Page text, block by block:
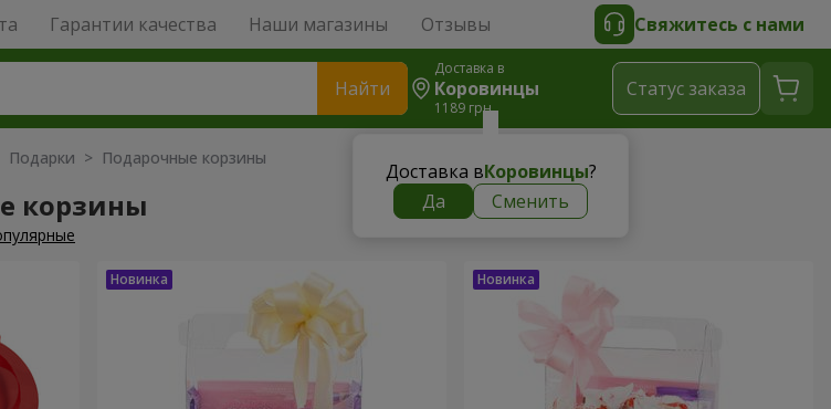
Гарантии качества Наши магазины Отзывы Свяжитесь с нами
Найти
Доставка в
Коровинцы
1189 грн
Доставка вКоровинцы?
Да
Сменить
Cтатус заказа
Подарки > Подарочные корзины
корзины